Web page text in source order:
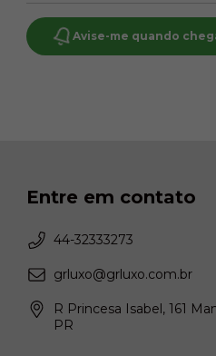
Avise-me quando
Entre em contato
44-32333273
grluxo@grluxo.com.br
R Princesa Isabel, 161
PR